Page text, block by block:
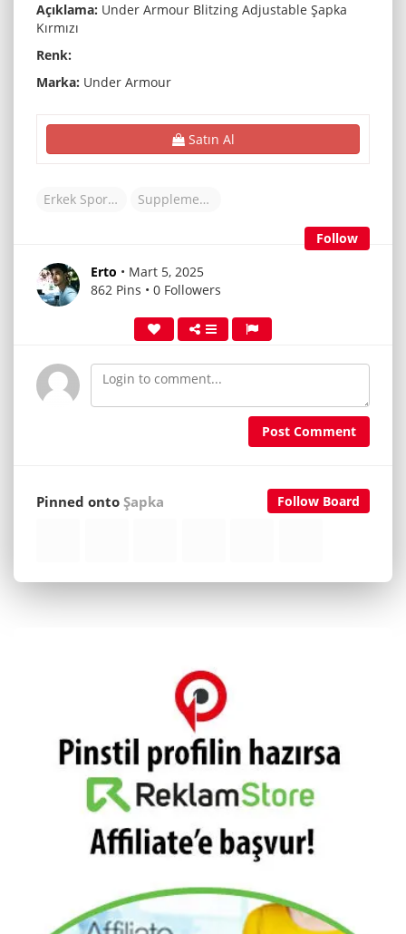
Açıklama: Under Armour Blitzing Adjustable Şapka
Kırmızı
Renk:
Marka: Under Armour
Satın Al
Erkek Spor Giyim Supplementler
Follow
Erto • Mart 5, 2025
862 Pins • 0 Followers
Post Comment
Follow Board
Pinned ontoŞapka